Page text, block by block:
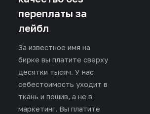
переплаты за
лейбл
За известное имя на
бирке вы платите сверху
десятки тысяч. У нас
себестоимость уходит в
ткань и пошив, а не в
маркетинг. Вы платите